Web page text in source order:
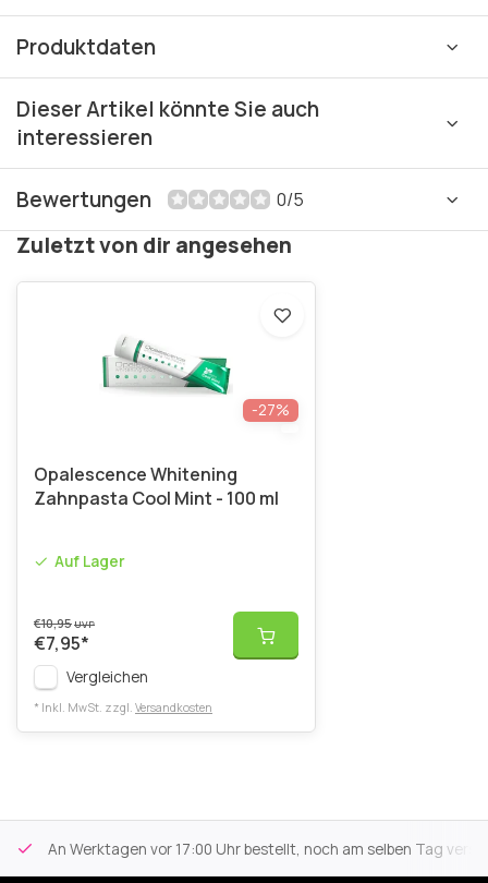
Produktdaten
Dieser Artikel könnte Sie auch
interessieren
Bewertungen 0/5
Zuletzt von dir angesehen
-27%
Opalescence Whitening
Zahnpasta Cool Mint - 100 ml
Auf Lager
€10,95UVP
€7,95*
Vergleichen
* Inkl. MwSt. zzgl. Versandkosten
An Werktagen vor 17:00 Uhr bestellt, noch am selben Tag